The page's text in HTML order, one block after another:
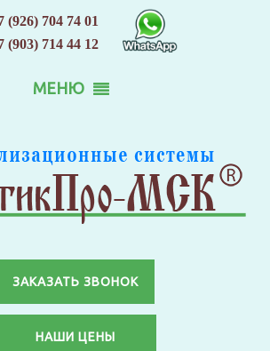
(926) 704 74 01
(903) 714 44 12
МЕНЮ
ЗАКАЗАТЬ ЗВОНОК
НАШИ ЦЕНЫ